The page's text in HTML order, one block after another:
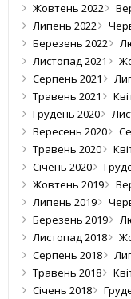
Жовтень 2022
Липень 2022
Березень 2022
Листопад 2021
Серпень 2021
Травень 2021
Грудень 2020
Вересень 2020
Травень 2020
Січень 2020
Жовтень 2019
Липень 2019
Березень 2019
Листопад 2018
Серпень 2018
Травень 2018
Січень 2018